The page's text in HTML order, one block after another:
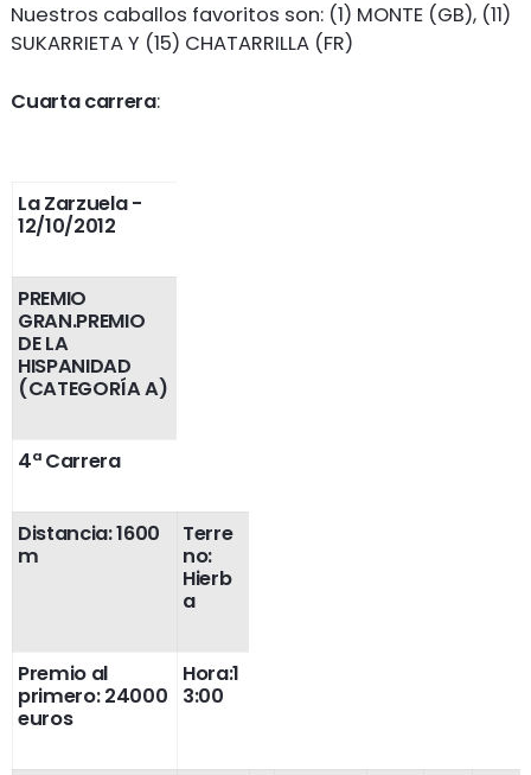
Nuestros caballos favoritos son: (1) MONTE (GB), (11)
SUKARRIETA Y (15) CHATARRILLA (FR)
Cuarta carrera:
La Zarzuela-
12/10/2012
PREMIO
GRAN.PREMIO
DE LA
HISPANIDAD
(CATEGORÍA A)
4ª Carrera
Distancia: 1600
m
Terre
no:
Hierb
a
Premio al
primero: 24000
euros
Hora:1
3:00